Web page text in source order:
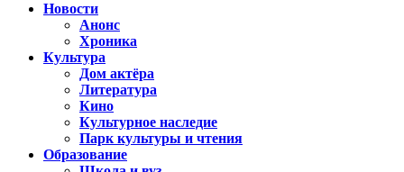
Новости
Анонс
Хроника
Культура
Дом актёра
Литература
Кино
Культурное наследие
Парк культуры и чтения
Образование